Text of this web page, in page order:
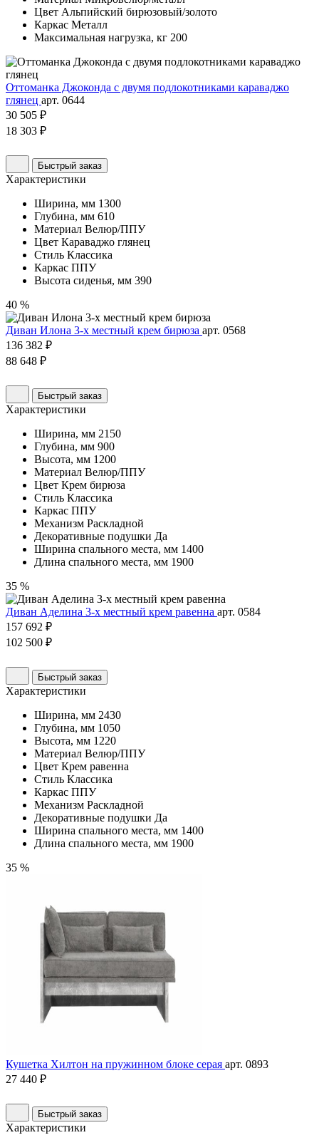
Цвет Альпийский бирюзовый/золото
Каркас Металл
Максимальная нагрузка, кг 200
Оттоманка Джоконда с двумя подлокотниками караваджо
глянец арт. 0644
30 505 ₽
18 303 ₽
Быстрый заказ
Характеристики
Ширина, мм 1300
Глубина, мм 610
Материал Велюр/ППУ
Цвет Караваджо глянец
Стиль Классика
Каркас ППУ
Высота сиденья, мм 390
40 %
Диван Илона 3-х местный крем бирюза арт. 0568
136 382 ₽
88 648 ₽
Быстрый заказ
Характеристики
Ширина, мм 2150
Глубина, мм 900
Высота, мм 1200
Материал Велюр/ППУ
Цвет Крем бирюза
Стиль Классика
Каркас ППУ
Механизм Раскладной
Декоративные подушки Да
Ширина спального места, мм 1400
Длина спального места, мм 1900
35 %
Диван Аделина 3-х местный крем равенна арт. 0584
157 692 ₽
102 500 ₽
Быстрый заказ
Характеристики
Ширина, мм 2430
Глубина, мм 1050
Высота, мм 1220
Материал Велюр/ППУ
Цвет Крем равенна
Стиль Классика
Каркас ППУ
Механизм Раскладной
Декоративные подушки Да
Ширина спального места, мм 1400
Длина спального места, мм 1900
35 %
Кушетка Хилтон на пружинном блоке серая арт. 0893
27 440 ₽
Быстрый заказ
Характеристики